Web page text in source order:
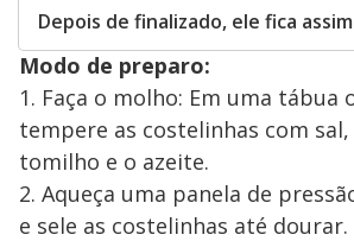
Depois de finalizado, ele fica
Modo de preparo:
1. Faça o molho: Em uma tábua
tempere as costelinhas com
tomilho e o azeite.
2. Aqueça uma panela de
e sele as costelinhas até dourar.